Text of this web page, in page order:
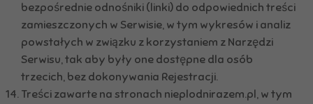
bezpośrednie odnośniki (linki) do odpowiednich treści
zamieszczonych w Serwisie, w tym wykresów i analiz
powstałych w związku z korzystaniem z Narzędzi
Serwisu, tak aby były one dostępne dla osób
trzecich, bez dokonywania Rejestracji.
Treści zawarte na stronach nieplodnirazem.pl, w tym